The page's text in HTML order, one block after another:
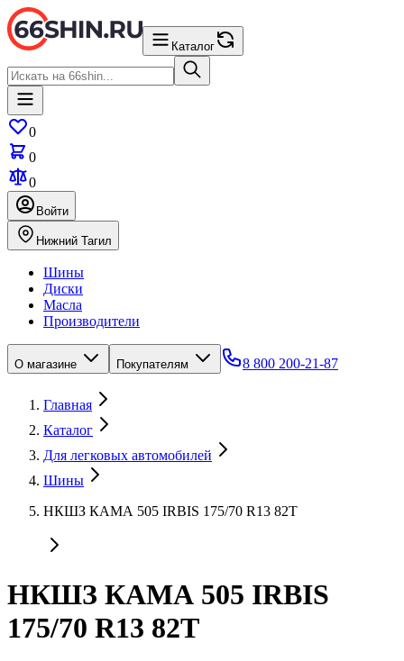
Каталог
0
0
0
Войти
Нижний Тагил
Шины
Диски
Масла
Производители
О магазине Покупателям 8 800 200-21-87
Главная
Каталог
Для легковых автомобилей
Шины
НКШЗ КАМА 505 IRBIS 175/70 R13 82T
НКШЗ КАМА 505 IRBIS
175/70 R13 82T